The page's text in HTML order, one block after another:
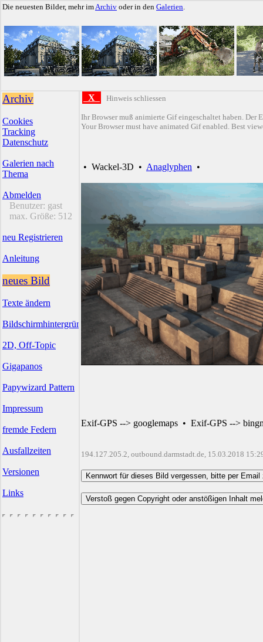
Die neuesten Bilder, mehr imArchiv oder in den Galerien.
Archiv
Cookies
Tracking
Datenschutz
Galerien nach
Thema
Abmelden
Benutzer: gast
max. Größe: 512
neu Registrieren
Anleitung
neues Bild
Texte ändern
Bildschirmhintergründe
2D, Off-Topic
Gigapanos
Papywizard Pattern
Impressum
fremde Federn
Ausfallzeiten
Versionen
Links
X Hinweis schliessen
Ihr Browser muß animierte Gif eingeschaltet haben. Der
Your Browser must have animated Gif enabled. Best
• Wackel-3D • Anaglyphen •
Exif-GPS --> googlemaps • Exif-GPS -->
194.127.205.2, outbound.darmstadt.de, 15.03.2018